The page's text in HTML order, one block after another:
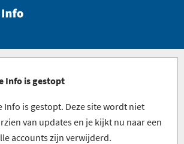
Info is gestopt
Info is gestopt. Deze site wordt niet
van updates en je kijkt nu naar een
accounts zijn verwijderd.